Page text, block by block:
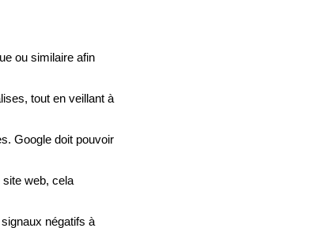
ou similaire afin
tout en veillant à
Google doit pouvoir
web, cela
négatifs à